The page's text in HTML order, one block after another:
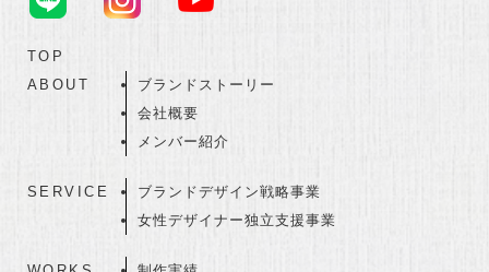
TOP
ABOUT
ブランドストーリー
会社概要
メンバー紹介
SERVICE
ブランドデザイン戦略事業
女性デザイナー独立支援事業